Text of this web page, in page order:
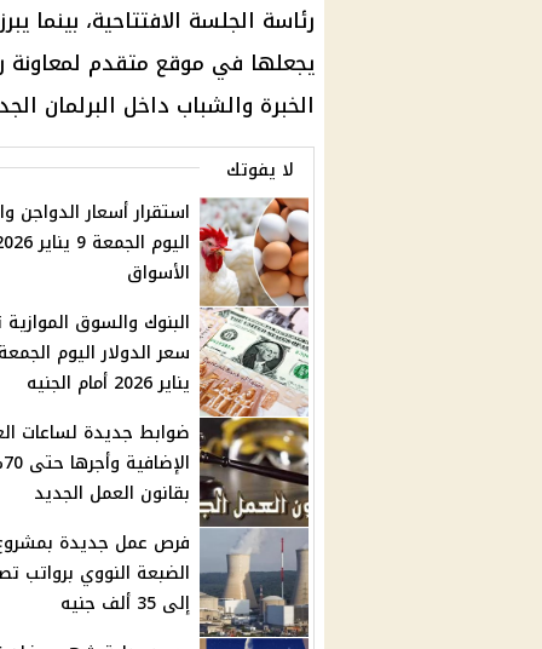
رئاسة الجلسة الافتتاحية، بينما
يجعلها في موقع متقدم
الخبرة والشباب داخل البرلمان
لا يفوتك
استقرار أسعار الدواجن
الأسواق
البنوك والسوق
يناير 2026 أمام الجنيه
ضوابط جديدة لساعات
بقانون العمل الجديد
فرص عمل جديدة
الضبعة النووي برواتب
إلى 35 ألف جنيه